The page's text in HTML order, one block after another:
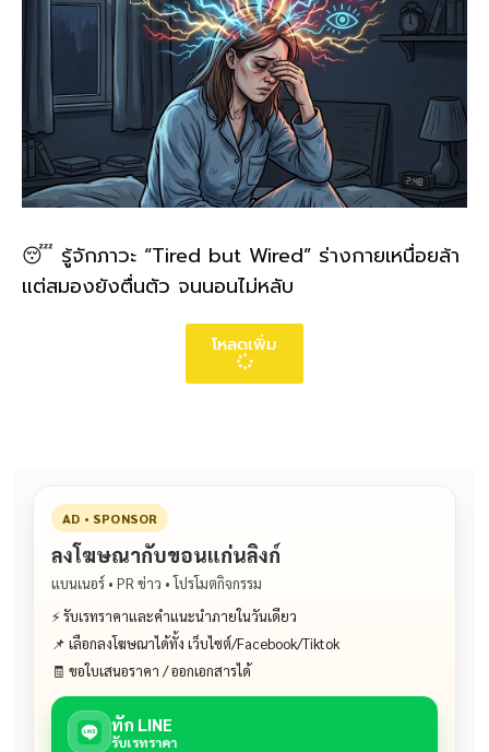
😴 รู้จักภาวะ “Tired but Wired” ร่างกายเหนื่อยล้า
แต่สมองยังตื่นตัว จนนอนไม่หลับ
โหลดเพิ่ม
AD • SPONSOR
ลงโฆษณากับขอนแก่นลิงก์
แบนเนอร์ • PR ข่าว • โปรโมตกิจกรรม
⚡ รับเรทราคาและคำแนะนำภายในวันเดียว
📌 เลือกลงโฆษณาได้ทั้ง เว็บไซต์/Facebook/Tiktok
🧾 ขอใบเสนอราคา / ออกเอกสารได้
ทัก LINE
รับเรทราคา